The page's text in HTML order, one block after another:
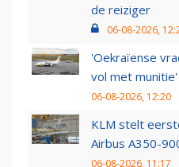
de reiziger
06-08-2026,
'Oekraïense
vol met munitie'
06-08-2026, 12:20
KLM stelt
Airbus A350-
06-08-2026, 11:17